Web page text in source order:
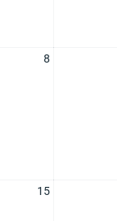
8
15